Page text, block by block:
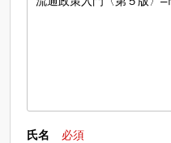
氏名 必須